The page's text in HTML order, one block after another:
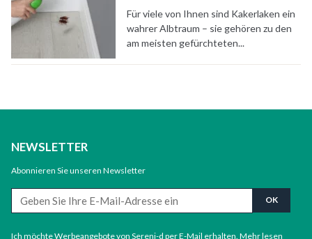
Für viele von Ihnen sind Kakerlaken ein
wahrer Albtraum – sie gehören zu den
am meisten gefürchteten...
NEWSLETTER
Abonnieren Sie unseren Newsletter
Ich möchte Werbeangebote von Sereni-d per E-Mail erhalten. Mehr lesen